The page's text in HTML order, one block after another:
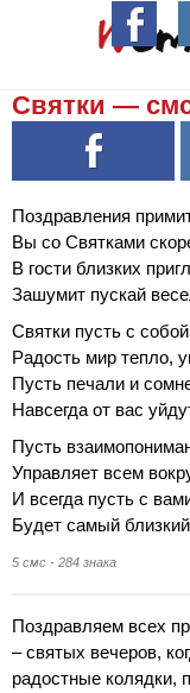
Святки —
Поздравления
Вы со Святками
В гости близких
Зашумит пускай
Святки пусть с
Радость мир тепло,
Пусть печали и
Навсегда от вас
Пусть
Управляет всем
И всегда пусть с
Будет самый близкий
5 смс - 284 знака
Поздравляем всех
– святых вечеров,
радостные колядки,